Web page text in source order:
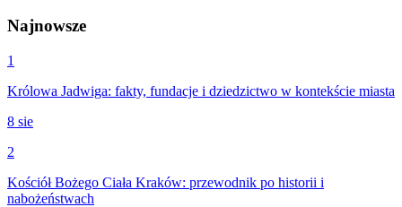
Najnowsze
1
Królowa Jadwiga: fakty, fundacje i dziedzictwo w kontekście miasta
8 sie
2
Kościół Bożego Ciała Kraków: przewodnik po historii i
nabożeństwach